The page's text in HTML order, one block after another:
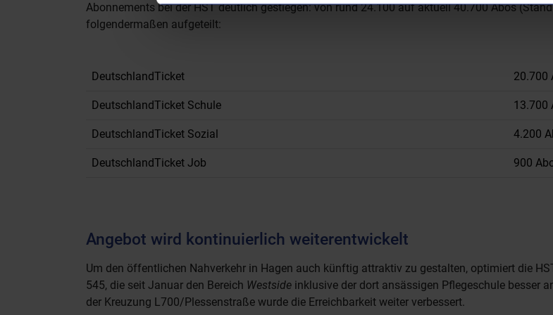
Abonnements bei der HST deutlich gestiegen: von rund 24.100 auf aktuell 40.700 Abos
folgendermaßen aufgeteilt:
DeutschlandTicket 20.700
DeutschlandTicket Schule 13.700
DeutschlandTicket Sozial 4.200
DeutschlandTicket Job 900
Angebot wird kontinuierlich weiterentwickelt
Um den öffentlichen Nahverkehr in Hagen auch künftig attraktiv zu gestalten, optimiert die
545, die seit Januar den Bereich Westside inklusive der dort ansässigen Pflegeschule besser
der Kreuzung L700/Plessenstraße wurde die Erreichbarkeit weiter verbessert.